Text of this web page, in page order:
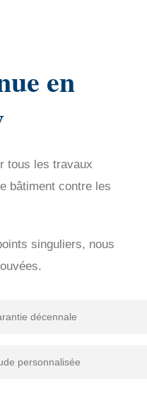
en
tous les travaux
bâtiment contre les
singuliers, nous
décennale
personnalisée